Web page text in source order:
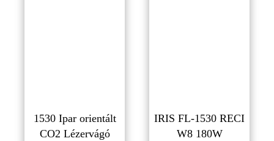
1530 Ipar orientált
CO2 Lézervágó
IRIS FL-1530 RECI
W8 180W